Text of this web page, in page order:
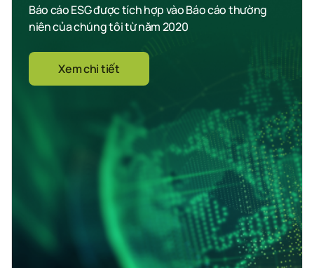
Báo cáo ESG được tích hợp vào Báo cáo thường
niên của chúng tôi từ năm 2020
Xem chi tiết